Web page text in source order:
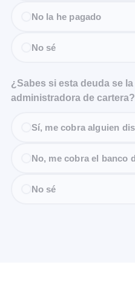
No la he pagado
No sé
¿Sabes si esta deuda se
administradora de cartera?
Sí, me cobra alguien
No, me cobra el banco
No sé